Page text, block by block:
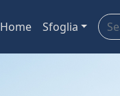
Home Sfoglia